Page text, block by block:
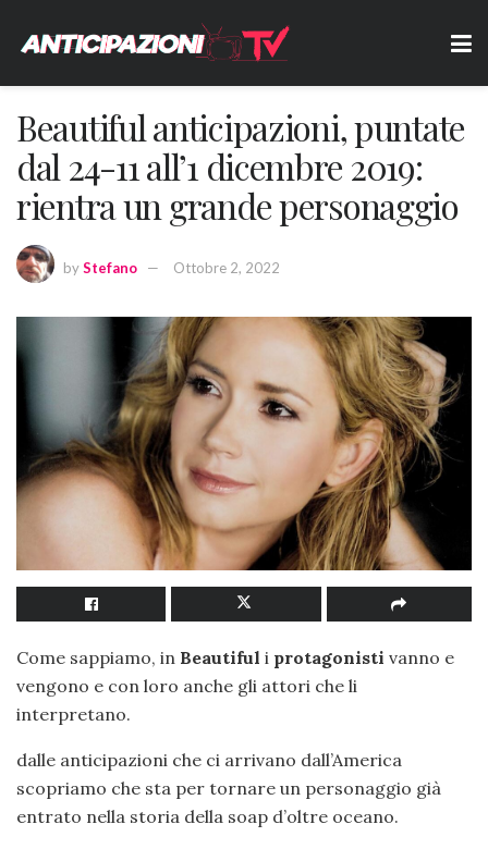
Beautiful anticipazioni, puntate
dal 24-11 all’1 dicembre 2019:
rientra un grande personaggio
byStefano Ottobre 2, 2022
Come sappiamo, in Beautiful i protagonisti vanno e
vengono e con loro anche gli attori che li
interpretano.
dalle anticipazioni che ci arrivano dall’America
scopriamo che sta per tornare un personaggio già
entrato nella storia della soap d’oltre oceano.